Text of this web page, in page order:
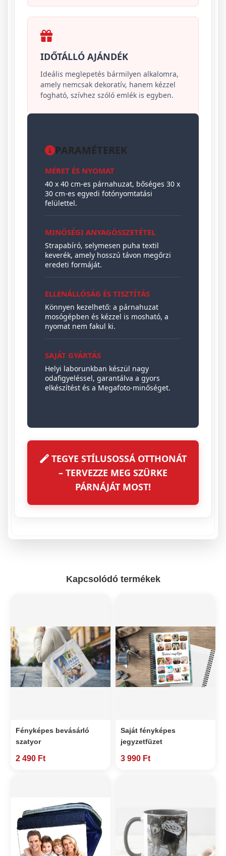
IDŐTÁLLÓ AJÁNDÉK
Ideális meglepetés bármilyen alkalomra,
amely nemcsak dekoratív, hanem kézzel
fogható, szívhez szóló emlék is egyben.
PARAMÉTEREK
MÉRET ÉS NYOMAT
40 x 40 cm-es párnahuzat, bőséges 30 x
30 cm-es egyedi fotónyomtatási
felülettel.
MINŐSÉGI ANYAGÖSSZETÉTEL
Strapabíró, selymesen puha textil
keverék, amely hosszú távon megőrzi
eredeti formáját.
ELLENÁLLÓSÁG ÉS TISZTÍTÁS
Könnyen kezelhető: a párnahuzat
mosógépben és kézzel is mosható, a
nyomat nem fakul ki.
SAJÁT GYÁRTÁS
Helyi laborunkban készül nagy
odafigyeléssel, garantálva a gyors
elkészítést és a Megafoto-minőséget.
TEGYE STÍLUSOSSÁ OTTHONÁT
– TERVEZZE MEG SZÜRKE
PÁRNÁJÁT MOST!
Kapcsolódó termékek
Fényképes bevásárló
szatyor
2 490 Ft
Saját fényképes
jegyzetfüzet
3 990 Ft